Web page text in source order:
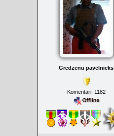
Gredzenu pavēlnieks
Komentāri: 1182